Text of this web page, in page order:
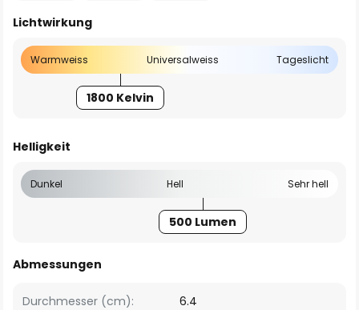
Lichtwirkung
Warmweiss Universalweiss Tageslicht
1800 Kelvin
Helligkeit
Dunkel Hell Sehr hell
500 Lumen
Abmessungen
Durchmesser (cm): 6.4